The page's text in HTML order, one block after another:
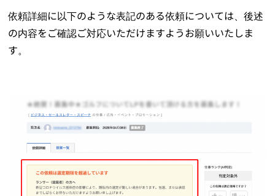
依頼詳細に以下のような表記のある依頼については、後述
の内容をご確認ご対応いただけますようお願いいたしま
す。